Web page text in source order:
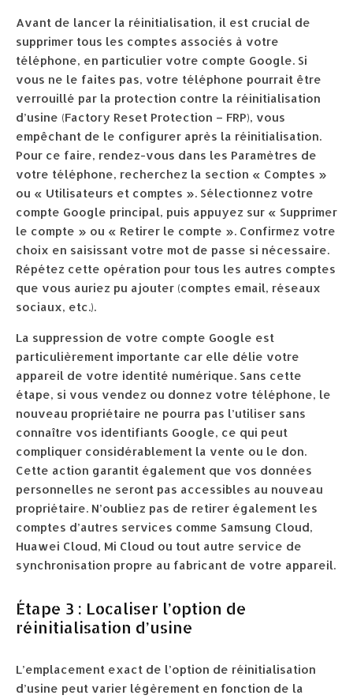
Avant de lancer la réinitialisation, il est crucial de
supprimer tous les comptes associés à votre
téléphone, en particulier votre compte Google. Si
vous ne le faites pas, votre téléphone pourrait être
verrouillé par la protection contre la réinitialisation
d’usine (Factory Reset Protection – FRP), vous
empêchant de le configurer après la réinitialisation.
Pour ce faire, rendez-vous dans les Paramètres de
votre téléphone, recherchez la section « Comptes »
ou « Utilisateurs et comptes ». Sélectionnez votre
compte Google principal, puis appuyez sur « Supprimer
le compte » ou « Retirer le compte ». Confirmez votre
choix en saisissant votre mot de passe si nécessaire.
Répétez cette opération pour tous les autres comptes
que vous auriez pu ajouter (comptes email, réseaux
sociaux, etc.).
La suppression de votre compte Google est
particulièrement importante car elle délie votre
appareil de votre identité numérique. Sans cette
étape, si vous vendez ou donnez votre téléphone, le
nouveau propriétaire ne pourra pas l’utiliser sans
connaître vos identifiants Google, ce qui peut
compliquer considérablement la vente ou le don.
Cette action garantit également que vos données
personnelles ne seront pas accessibles au nouveau
propriétaire. N’oubliez pas de retirer également les
comptes d’autres services comme Samsung Cloud,
Huawei Cloud, Mi Cloud ou tout autre service de
synchronisation propre au fabricant de votre appareil.
Étape 3 : Localiser l’option de
réinitialisation d’usine
L’emplacement exact de l’option de réinitialisation
d’usine peut varier légèrement en fonction de la